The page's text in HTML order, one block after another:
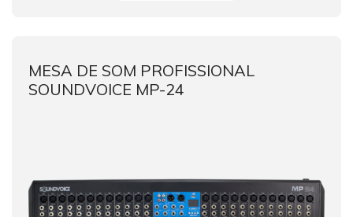
MESA DE SOM PROFISSIONAL
SOUNDVOICE MP-24